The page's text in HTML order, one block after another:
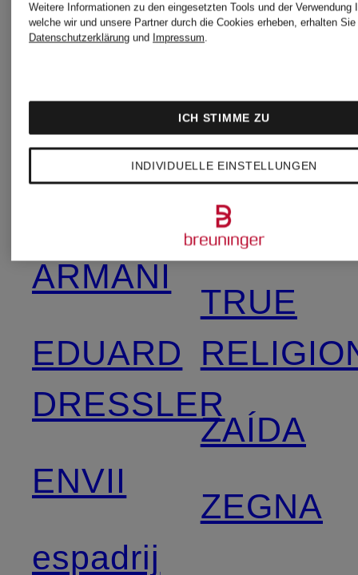
dea
kudibal
EA7
EMPORIO
ARMANI
EDUARD
DRESSLER
ENVII
espadrij
P.A.C.
STAND
STUDIO
TRUE
ZAÍDA
ZEGNA
Weitere Informationen zu den eingesetzten Tools und der Verwendung
welche wir und unsere Partner durch die Cookies erheben, erhalten
Datenschutzerklärung und Impressum.
INDIVIDUELLE EINSTELLUNGEN
ICH STIMME ZU